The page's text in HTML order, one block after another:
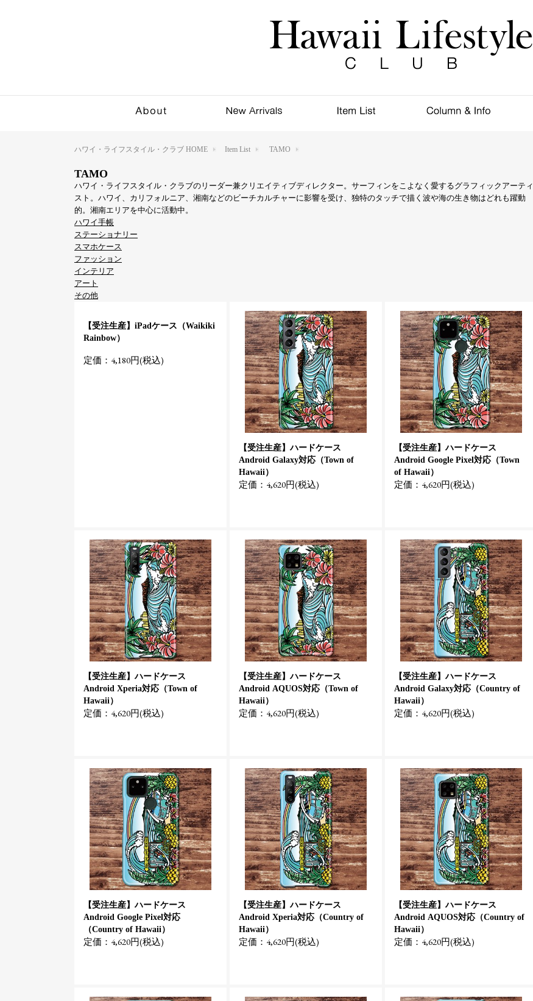
ハワイ・ライフスタイル・クラブ HOME Item List TAMO
TAMO
ハワイ・ライフスタイル・クラブのリーダー兼クリエイティブディレクター。サーフィンをこよなく愛するグラフィックアーティ
スト。ハワイ、カリフォルニア、湘南などのビーチカルチャーに影響を受け、独特のタッチで描く波や海の生き物はどれも躍動
的。湘南エリアを中心に活動中。
ハワイ手帳
ステーショナリー
スマホケース
ファッション
インテリア
アート
その他
【受注生産】iPadケース（Waikiki
Rainbow）
定価：4,180円(税込)
【受注生産】ハードケース
Android Galaxy対応（Town of
Hawaii）
定価：4,620円(税込)
【受注生産】ハードケース
Android Google Pixel対応（Town
of Hawaii）
定価：4,620円(税込)
【受注生産】ハードケース
Android Xperia対応（Town of
Hawaii）
定価：4,620円(税込)
【受注生産】ハードケース
Android AQUOS対応（Town of
Hawaii）
定価：4,620円(税込)
【受注生産】ハードケース
Android Galaxy対応（Country of
Hawaii）
定価：4,620円(税込)
【受注生産】ハードケース
Android Google Pixel対応
（Country of Hawaii）
定価：4,620円(税込)
【受注生産】ハードケース
Android Xperia対応（Country of
Hawaii）
定価：4,620円(税込)
【受注生産】ハードケース
Android AQUOS対応（Country of
Hawaii）
定価：4,620円(税込)